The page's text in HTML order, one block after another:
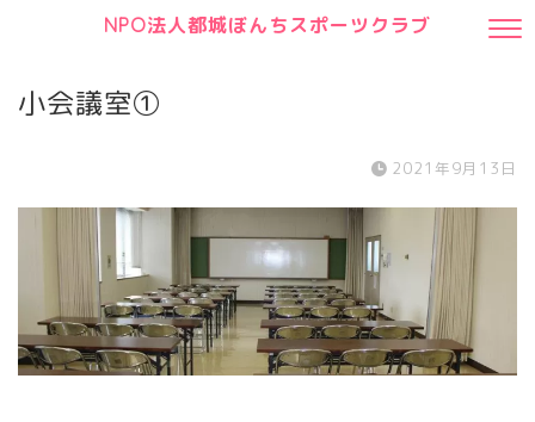
NPO法人都城ぼんちスポーツクラブ
小会議室①
2021年9月13日